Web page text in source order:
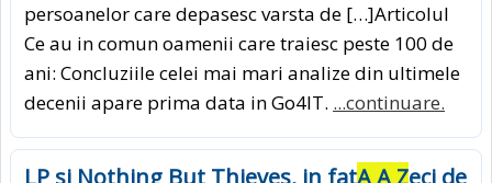
persoanelor care depasesc varsta de […]Articolul
Ce au in comun oamenii care traiesc peste 100 de
ani: Concluziile celei mai mari analize din ultimele
decenii apare prima data in Go4IT. ...continuare.